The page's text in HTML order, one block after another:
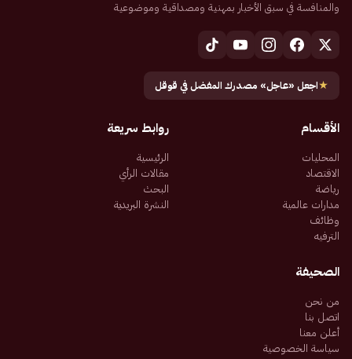
والمنافسة في سبق الأخبار بمهنية ومصداقية وموضوعية
★اجعل «عاجل» مصدرك المفضل في قوقل
الأقسام
المحليات
الاقتصاد
رياضة
مدارات عالمية
وظائف
الترفيه
روابط سريعة
الرئيسية
مقالات الرأي
البحث
النشرة البريدية
الصحيفة
من نحن
اتصل بنا
أعلن معنا
سياسة الخصوصية